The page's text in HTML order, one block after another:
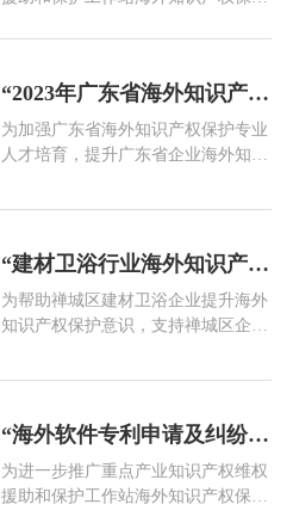
22
海外知识产权保护意识与能力，推动
广州海外知识产权维权援助工作做
深、做实，助力广州外向型经济高质
“2023年广东省海外知识产权保护专业人才培育项目第一期线下培训班【深圳站】”活动通知
为加强广东省海外知识产权保护专业
人才培育，提升广东省企业海外知识
业高质量发展，增创广东开放型经济
（知识产权局）指导下，海外知识产
权纠纷应对指导广东分中心联合广东
省海外知识产权保护促进会开展2023
年广东省海外知识产权保护专业人才
“建材卫浴行业海外知识产权风险防控体系讲座”线下活动通知
为帮助禅城区建材卫浴企业提升海外
知识产权保护意识，支持禅城区企业
设，助推禅城区外向型经济高质量发
（知识产权局）拟举办“建材卫浴行
业海外知识产权风险防控体系讲
座”活动，具体事项通知如下。 “1组
织单位主办
“海外软件专利申请及纠纷应对实务”线下活动通知
为进一步推广重点产业知识产权维权
援助和保护工作站海外知识产权保护